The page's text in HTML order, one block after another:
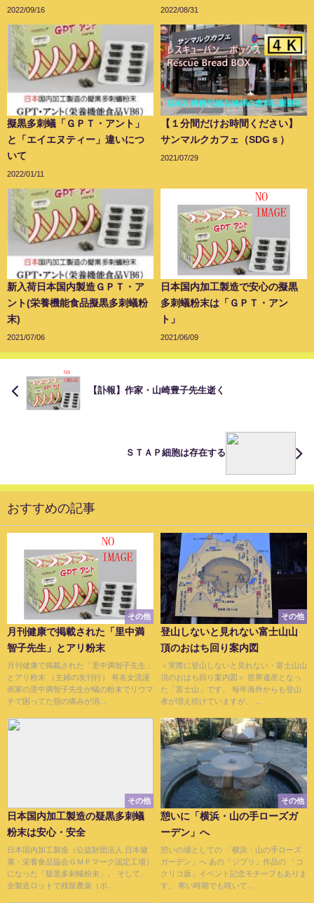
2022/09/16 2022/08/31
擬黒多刺蟻「ＧＰＴ・アント」
と「エイエヌティー」違いにつ
いて
2022/01/11
【１分間だけお時間ください】
サンマルクカフェ（SDGｓ）
2021/07/29
新入荷日本国内製造ＧＰＴ・ア
ント(栄養機能食品擬黒多刺蟻粉
末)
2021/07/06
日本国内加工製造で安心の擬黒
多刺蟻粉末は「ＧＰＴ・アン
ト」
2021/06/09
【訃報】作家・山崎豊子先生逝く
ＳＴＡＰ細胞は存在する
おすすめの記事
その他
月刊健康で掲載された「里中満
智子先生」とアリ粉末
月刊健康で掲載された「里中満智子先生」
とアリ粉末 （主婦の友刊行） 有名女流漫
画家の里中満智子先生が蟻の粉末でリウマ
チで困ってた指の痛みが消...
その他
登山しないと見れない富士山山
頂のおはち回り案内図
＜実際に登山しないと見れない・富士山山
頂のおはち回り案内図＞ 世界遺産となっ
た「富士山」です。 毎年海外からも登山
者が増え続けていますが、 ...
その他
日本国内加工製造の疑黒多刺蟻
粉末は安心・安全
日本国内加工製造（公益財団法人 日本健
康・栄養食品協会ＧＭＰマーク認定工場）
になった「疑黒多刺蟻粉末」。 そして、
全製造ロットで残留農薬（ポ...
その他
憩いに「横浜・山の手ローズガ
ーデン」へ
憩いの場としての 「横浜・山の手ローズ
ガーデン」へ あの「ジブリ」作品の 「コ
クリコ坂」イベント記念モチーフもありま
す。 寒い時期でも咲いて...